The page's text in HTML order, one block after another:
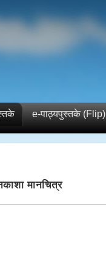
e-पाठ्यपुस्तके (Flip)
मानचित्र